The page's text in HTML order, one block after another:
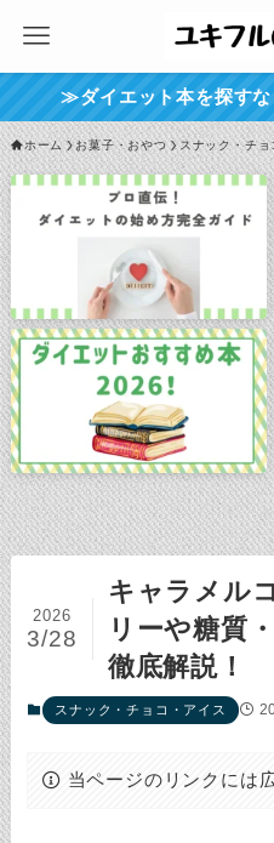
≫ダイエット本を探すな
ホーム お菓子・おやつ スナック・チ
キャラメル
リーや糖質
徹底解説！
2026
3/28
スナック・チョコ・アイス
当ページのリンクには